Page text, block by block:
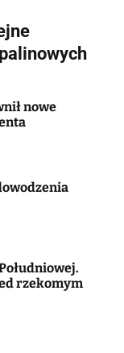
nowe
rzekomym